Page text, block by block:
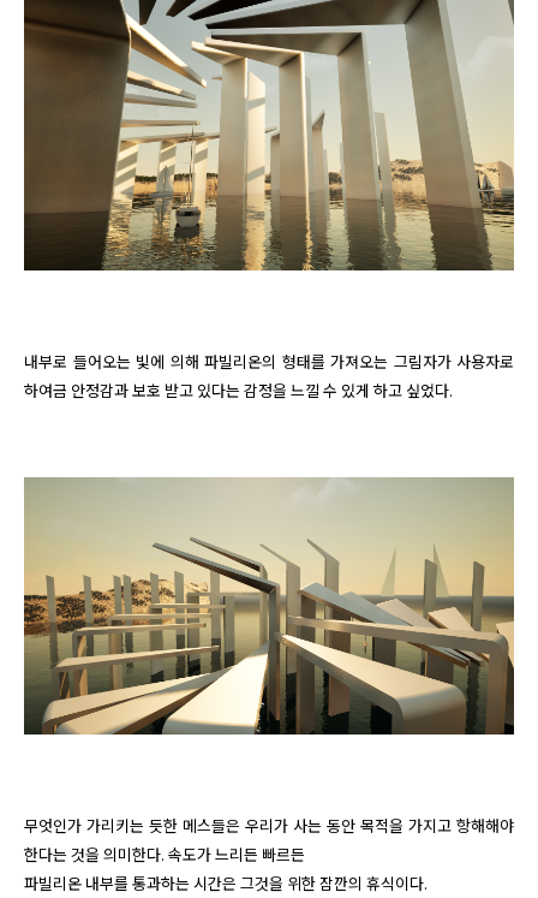
내부로 들어오는 빛에 의해 파빌리온의 형태를 가져오는 그림자가 사용자로
하여금 안정감과 보호 받고 있다는 감정을 느낄 수 있게 하고 싶었다.
무엇인가 가리키는 듯한 메스들은 우리가 사는 동안 목적을 가지고 항해해야
한다는 것을 의미한다. 속도가 느리든 빠르든
파빌리온 내부를 통과하는 시간은 그것을 위한 잠깐의 휴식이다.